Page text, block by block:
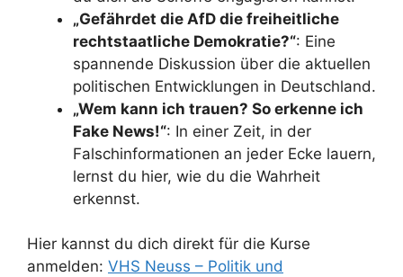
„Gefährdet die AfD die freiheitliche
rechtstaatliche Demokratie?“: Eine
spannende Diskussion über die aktuellen
politischen Entwicklungen in Deutschland.
„Wem kann ich trauen? So erkenne ich
Fake News!“: In einer Zeit, in der
Falschinformationen an jeder Ecke lauern,
lernst du hier, wie du die Wahrheit
erkennst.
Hier kannst du dich direkt für die Kurse
anmelden: VHS Neuss – Politik und